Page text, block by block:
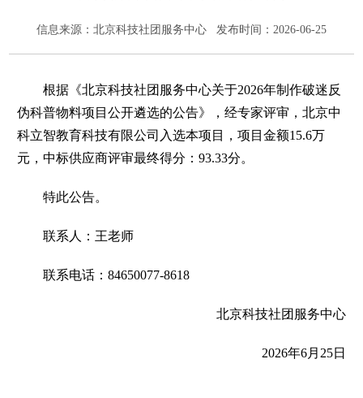
信息来源： 北京科技社团服务中心 发布时间：2026-06-25
根据《北京科技社团服务中心关于2026年制作破迷反
伪科普物料项目公开遴选的公告》，经专家评审，北京中
科立智教育科技有限公司入选本项目，项目金额15.6万
元，中标供应商评审最终得分：93.33分。
特此公告。
联系人：王老师
联系电话：84650077-8618
北京科技社团服务中心
2026年6月25日